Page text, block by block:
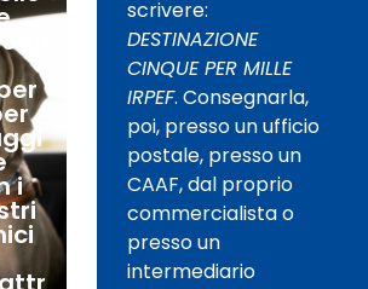
i
scrivere:
DESTINAZIONE
CINQUE PER MILLE
IRPEF. Consegnarla,
poi, presso un ufficio
postale, presso un
CAAF, dal proprio
commercialista o
presso un
intermediario